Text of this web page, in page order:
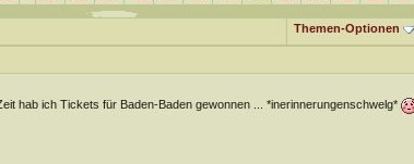
Themen-Optionen
hab ich Tickets für Baden-Baden gewonnen ... *inerinnerungenschwelg*